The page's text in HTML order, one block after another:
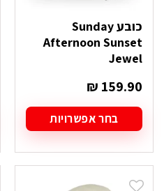
כובע Sunday
Afternoon Sunset
Jewel
₪ 159.90
בחר אפשרויות
זה
יש
מספר